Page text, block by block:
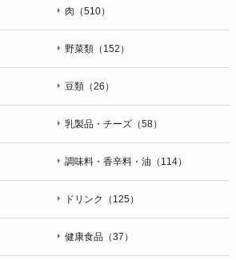
肉（510）
野菜類（152）
豆類（26）
乳製品・チーズ（58）
調味料・香辛料・油（114）
ドリンク（125）
健康食品（37）